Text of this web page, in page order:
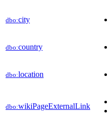
dbo:city
dbo:country
dbo:location
dbo:wikiPageExternalLink